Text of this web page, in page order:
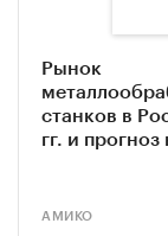
Рынок
станков в
гг. и
АМИКО